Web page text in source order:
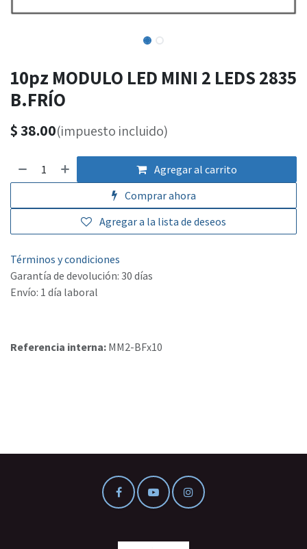
10pz MODULO LED MINI 2 LEDS 2835
B.FRÍO
$38.00(impuesto incluido)
Agregar al carrito
Comprar ahora
Agregar a la lista de deseos
Términos y condiciones
Garantía de devolución: 30 días
Envío: 1 día laboral
Referencia interna: MM2-BFx10